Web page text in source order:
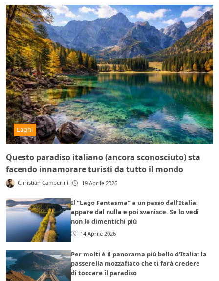
Laghi
Questo paradiso italiano (ancora sconosciuto) sta
facendo innamorare turisti da tutto il mondo
Christian Camberini 19 Aprile 2026
Il “Lago Fantasma” a un passo dall’Italia:
appare dal nulla e poi svanisce. Se lo vedi
non lo dimentichi più
14 Aprile 2026
Per molti è il panorama più bello d’Italia: la
passerella mozzafiato che ti farà credere
di toccare il paradiso